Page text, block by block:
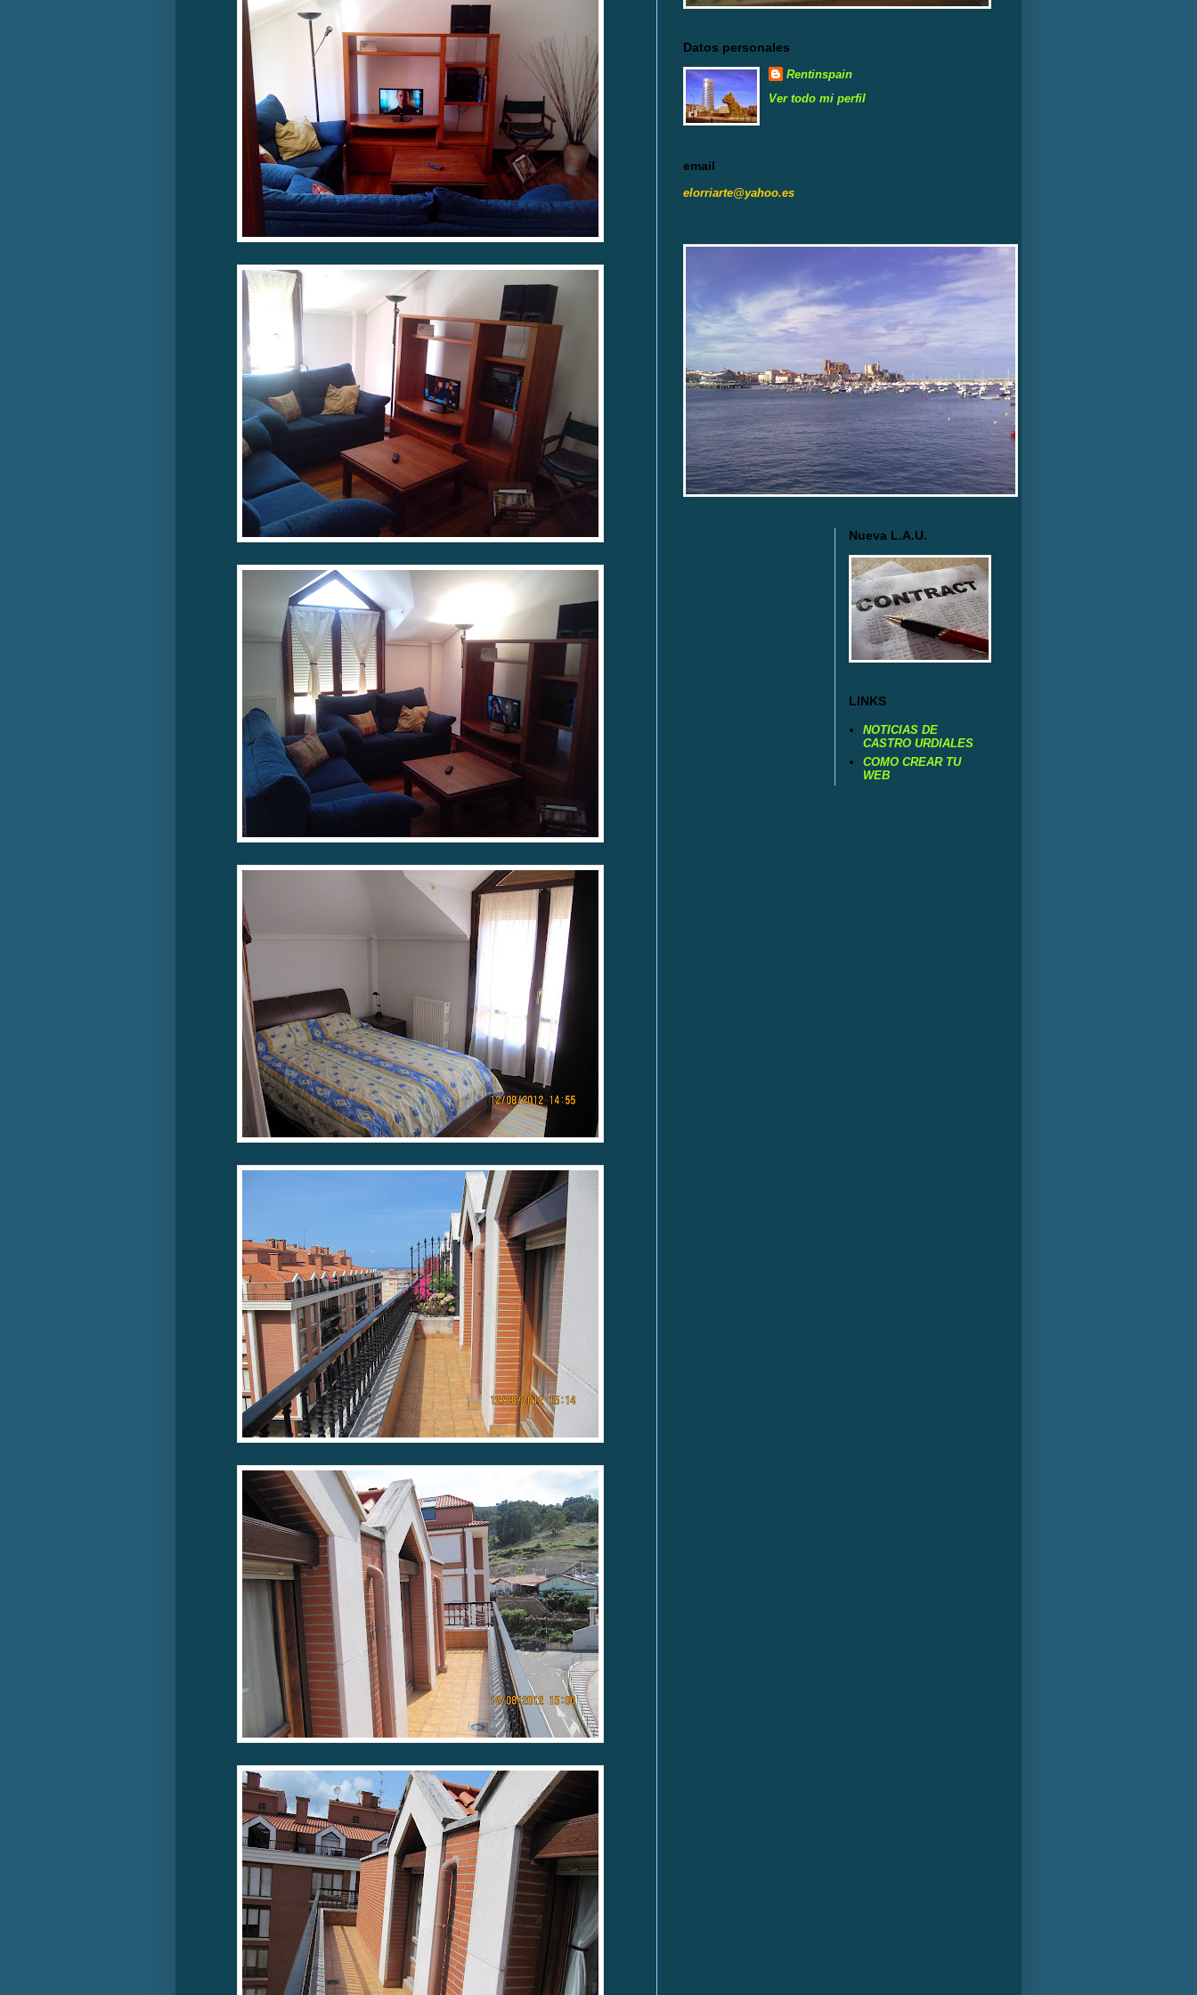
Datos personales
Rentinspain
Ver todo mi perfil
email
elorriarte@yahoo.es
Nueva L.A.U.
LINKS
NOTICIAS DE
CASTRO URDIALES
COMO CREAR TU
WEB